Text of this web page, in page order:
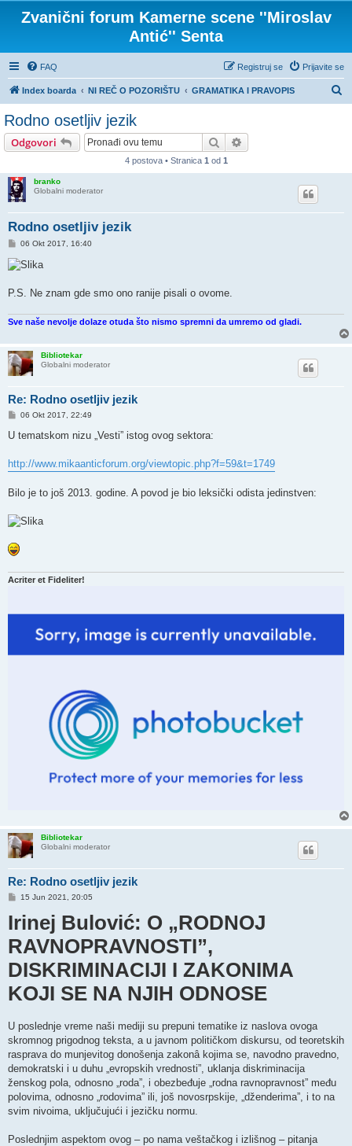
Zvanični forum Kamerne scene ''Miroslav
Antić'' Senta
FAQ Prijavite se
Registruj se
Index boarda NI REČ O POZORIŠTU GRAMATIKA I PRAVOPIS
Rodno osetljiv jezik
Odgovori Pretraga
4 postova • Stranica 1 od 1
branko
Globalni moderator
Rodno osetljiv jezik
P
s
t
06 Okt 2017, 16:40
P.S. Ne znam gde smo ono ranije pisali o ovome.
Sve naše nevolje dolaze otuda što nismo spremni da umremo od gladi.
Bibliotekar
Globalni moderator
Re: Rodno osetljiv jezik
P
s
06 Okt 2017, 22:49
U tematskom nizu „Vesti” istog ovog sektora:
http://www.mikaanticforum.org/viewtopic.php?f=59&t=1749
Bilo je to još 2013. godine. A povod je bio leksički odista jedinstven:
Acriter et Fideliter!
Bibliotekar
Globalni moderator
Re: Rodno osetljiv jezik
P
t
15 Jun 2021, 20:05
Irinej Bulović: O „RODNOJ
RAVNOPRAVNOSTI”,
DISKRIMINACIJI I ZAKONIMA
KOJI SE NA NJIH ODNOSE
U poslednje vreme naši mediji su prepuni tematike iz naslova ovoga
skromnog prigodnog teksta, a u javnom političkom diskursu, od teoretskih
rasprava do munjevitog donošenja zakonâ kojima se, navodno pravedno,
demokratski i u duhu „evropskih vrednosti”, uklanja diskriminacija
ženskog pola, odnosno „roda”, i obezbeđuje „rodna ravnopravnost” među
polovima, odnosno „rodovima” ili, još novosrpskije, „dženderima”, i to na
svim nivoima, uključujući i jezičku normu.
Poslednjim aspektom ovog – po nama veštačkog i izlišnog – pitanja